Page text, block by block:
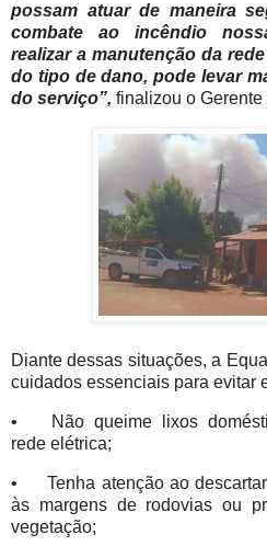
possam atuar de maneira
combate ao incêndio
realizar a manutenção da
do tipo de dano, pode levar
do serviço”, finalizou o Gerente
Diante dessas situações, a
cuidados essenciais para evitar
•
Não queime lixos
rede elétrica;
•
Tenha atenção ao
às margens de rodovias ou
vegetação;